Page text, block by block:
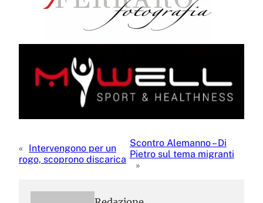
« Intervengono per un
rogo, scoprono discarica
Scontro Alemanno – Di
Pietro sul tema migranti
»